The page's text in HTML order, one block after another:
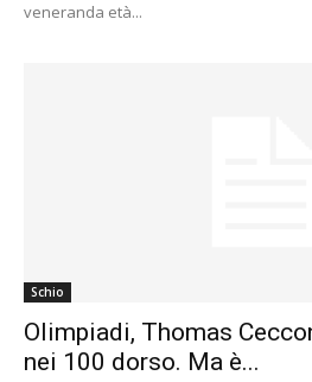
veneranda età...
Schio
Olimpiadi, Thomas
nei 100 dorso. Ma è...